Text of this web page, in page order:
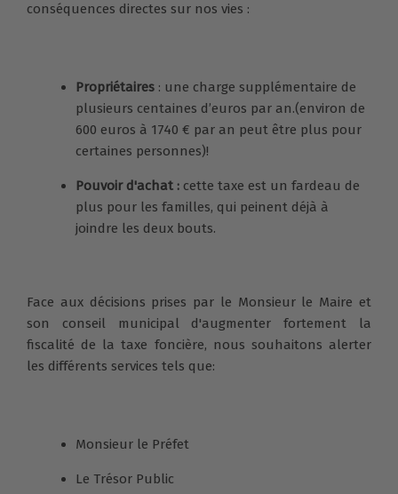
conséquences directes sur nos vies :
Propriétaires : une charge supplémentaire de
plusieurs centaines d’euros par an.(environ de
600 euros à 1740 € par an peut être plus pour
certaines personnes)!
Pouvoir d'achat : cette taxe est un fardeau de
plus pour les familles, qui peinent déjà à
joindre les deux bouts.
Face aux décisions prises par le Monsieur le Maire et
son conseil municipal d'augmenter fortement la
fiscalité de la taxe foncière, nous souhaitons alerter
les différents services tels que:
Monsieur le Préfet
Le Trésor Public